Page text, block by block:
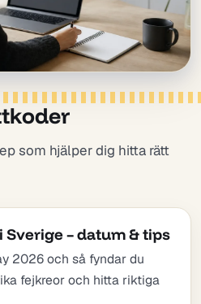
som hjälper dig hitta rätt
Sverige – datum & tips
2026 och så fyndar du
fejkreor och hitta riktiga